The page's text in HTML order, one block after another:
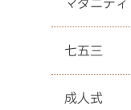
マタニティ
七五三
成人式